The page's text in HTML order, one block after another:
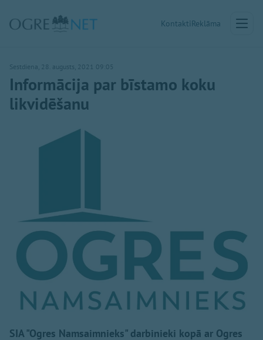
KontaktiReklāma
Sestdiena, 28. augusts, 2021 09:05
Informācija par bīstamo koku
likvidēšanu
SIA "Ogres Namsaimnieks" darbinieki kopā ar Ogres